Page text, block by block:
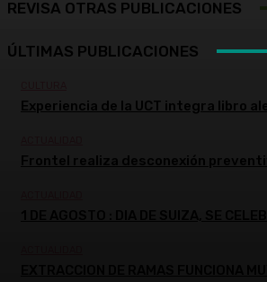
REVISA OTRAS PUBLICACIONES
ÚLTIMAS PUBLICACIONES
Experiencia de la UCT integra libro
Frontel realiza desconexión